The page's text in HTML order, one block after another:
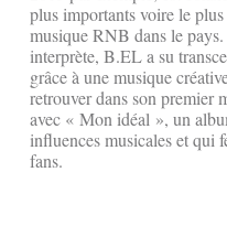
plus importants voire le
musique RNB dans le
interprète, B.EL a su
grâce à une musique
retrouver dans son premier
avec « Mon idéal », un
influences musicales et qui
fans.